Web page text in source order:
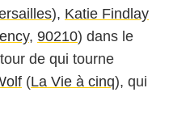
), Katie Findlay
, 90210) dans le
de qui tourne
(La Vie à cinq), qui